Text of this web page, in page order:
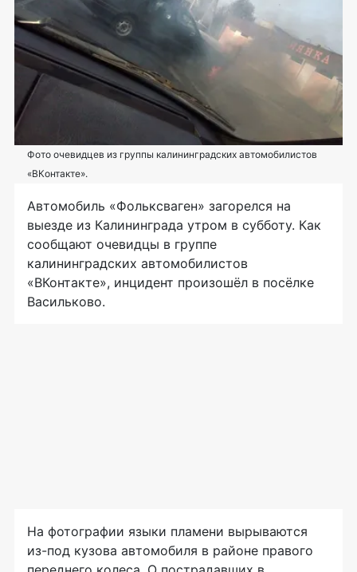
Фото очевидцев из группы калининградских автомобилистов
«ВКонтакте».
Автомобиль «Фольксваген» загорелся на
выезде из Калининграда утром в субботу. Как
сообщают очевидцы в группе
калининградских автомобилистов
«ВКонтакте», инцидент произошёл в посёлке
Васильково.
На фотографии языки пламени вырываются
из-под кузова автомобиля в районе правого